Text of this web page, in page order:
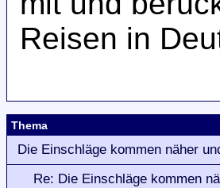
Reisen in
Thema
Die Einschläge kommen näher
Re: Die Einschläge kommen